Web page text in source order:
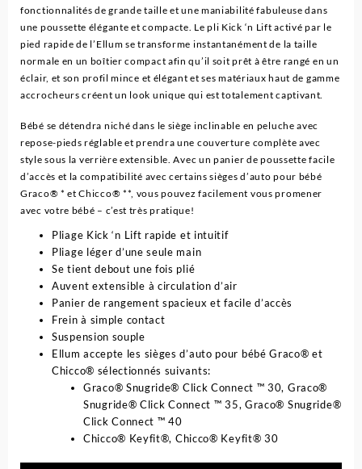
fonctionnalités de grande taille et une maniabilité fabuleuse dans
une poussette élégante et compacte. Le pli Kick ‘n Lift activé par le
pied rapide de l’Ellum se transforme instantanément de la taille
normale en un boîtier compact afin qu’il soit prêt à être rangé en un
éclair, et son profil mince et élégant et ses matériaux haut de gamme
accrocheurs créent un look unique qui est totalement captivant.
Bébé se détendra niché dans le siège inclinable en peluche avec
repose-pieds réglable et prendra une couverture complète avec
style sous la verrière extensible. Avec un panier de poussette facile
d’accès et la compatibilité avec certains sièges d’auto pour bébé
Graco® * et Chicco® **, vous pouvez facilement vous promener
avec votre bébé – c’est très pratique!
Pliage Kick ‘n Lift rapide et intuitif
Pliage léger d’une seule main
Se tient debout une fois plié
Auvent extensible à circulation d’air
Panier de rangement spacieux et facile d’accès
Frein à simple contact
Suspension souple
Ellum accepte les sièges d’auto pour bébé Graco® et
Chicco® sélectionnés suivants:
Graco® Snugride® Click Connect ™ 30, Graco®
Snugride® Click Connect ™ 35, Graco® Snugride®
Click Connect ™ 40
Chicco® Keyfit®, Chicco® Keyfit® 30